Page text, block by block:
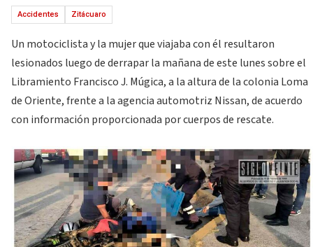
Accidentes Zitácuaro
Un motociclista y la mujer que viajaba con él resultaron
lesionados luego de derrapar la mañana de este lunes sobre el
Libramiento Francisco J. Múgica, a la altura de la colonia Loma
de Oriente, frente a la agencia automotriz Nissan, de acuerdo
con información proporcionada por cuerpos de rescate.